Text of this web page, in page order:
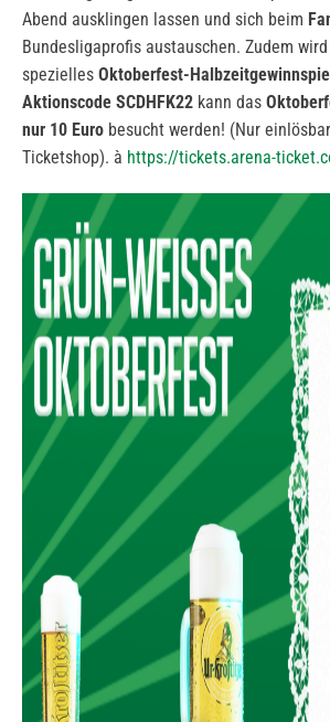
Abend ausklingen lassen und sich beim
Bundesligaprofis austauschen. Zudem
spezielles Oktoberfest-Halbzeitgewinnspiel
Aktionscode SCDHFK22 kann das
nur 10 Euro besucht werden! (Nur
Ticketshop). à https://tickets.arena-